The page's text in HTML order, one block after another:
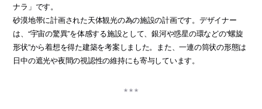
ナラ」です。
砂漠地帯に計画された天体観光の為の施設の計画です。デザイナー
は、“宇宙の驚異”を体感する施設として、銀河や惑星の環などの“螺旋
形状”から着想を得た建築を考案しました。また、一連の筒状の形態は
日中の遮光や夜間の視認性の維持にも寄与しています。